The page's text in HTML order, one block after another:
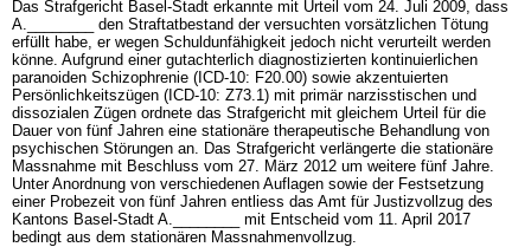
Das Strafgericht Basel-Stadt erkannte mit Urteil vom 24. Juli 2009, dass
A.________ den Straftatbestand der versuchten vorsätzlichen Tötung
erfüllt habe, er wegen Schuldunfähigkeit jedoch nicht verurteilt werden
könne. Aufgrund einer gutachterlich diagnostizierten kontinuierlichen
paranoiden Schizophrenie (ICD-10: F20.00) sowie akzentuierten
Persönlichkeitszügen (ICD-10: Z73.1) mit primär narzisstischen und
dissozialen Zügen ordnete das Strafgericht mit gleichem Urteil für die
Dauer von fünf Jahren eine stationäre therapeutische Behandlung von
psychischen Störungen an. Das Strafgericht verlängerte die stationäre
Massnahme mit Beschluss vom 27. März 2012 um weitere fünf Jahre.
Unter Anordnung von verschiedenen Auflagen sowie der Festsetzung
einer Probezeit von fünf Jahren entliess das Amt für Justizvollzug des
Kantons Basel-Stadt A.________ mit Entscheid vom 11. April 2017
bedingt aus dem stationären Massnahmenvollzug.